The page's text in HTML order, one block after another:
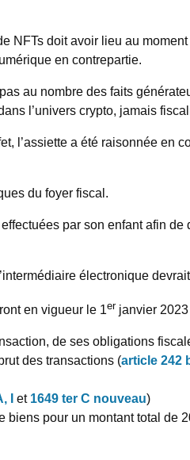
doit avoir lieu au
en contrepartie.
au nombre des faits
l’univers crypto, jamais
l’assiette a été raisonnée
du foyer fiscal.
par son enfant afin
électronique
en vigueur le 1erjanvier 2023
de ses obligations
des transactions (article 242
Iet1649 ter C nouveau)
biens pour un montant total de